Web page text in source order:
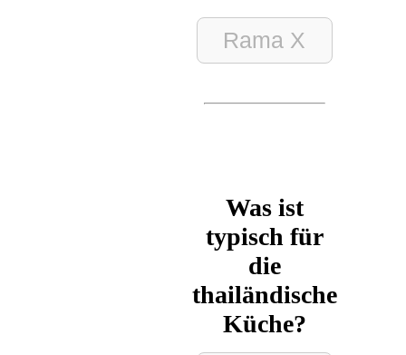
Rama X
Was ist
typisch für
die
thailändische
Küche?